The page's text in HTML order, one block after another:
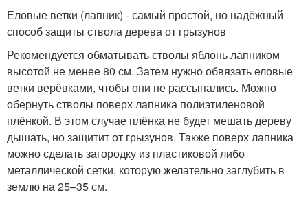
Еловые ветки (лапник) - самый простой, но надёжный
способ защиты ствола дерева от грызунов
Рекомендуется обматывать стволы яблонь лапником
высотой не менее 80 см. Затем нужно обвязать еловые
ветки верёвками, чтобы они не рассыпались. Можно
обернуть стволы поверх лапника полиэтиленовой
плёнкой. В этом случае плёнка не будет мешать дереву
дышать, но защитит от грызунов. Также поверх лапника
можно сделать загородку из пластиковой либо
металлической сетки, которую желательно заглубить в
землю на 25–35 см.